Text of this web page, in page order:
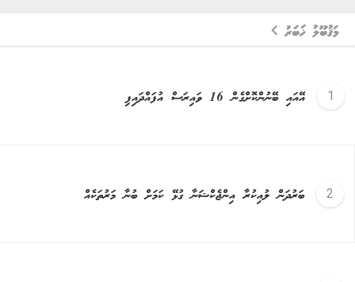
މަޤުބޫލު ޚަބަރު
އޭއައި ބޭނުންކޮށްގެން 16 ވައިރަސް އުފައްދައިފި
ބަރުދަން ލުއިކުރާ އިންޖެކްޝަނާ ގުޅޭ ކަމަށް ބުނާ މަރުތަކެއް